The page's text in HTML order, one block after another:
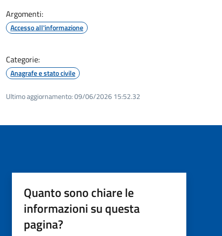
Argomenti:
Accesso all'informazione
Categorie:
Anagrafe e stato civile
Ultimo aggiornamento:09/06/2026 15:52.32
Quanto sono chiare le
informazioni su questa
pagina?